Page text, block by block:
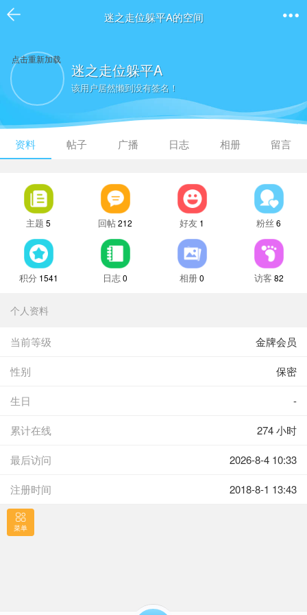
迷之走位躲平A的空间
点击重新加载
迷之走位躲平A
该用户居然懒到没有签名！
资料 帖子 广播 日志 相册 留言
主题 5 回帖212 好友 1 粉丝 6
积分 1541 日志0 相册0 访客 82
个人资料
当前等级 金牌会员
性别 保密
生日 -
累计在线 274 小时
最后访问 2026-8-4 10:33
注册时间 2018-8-1 13:43
菜单